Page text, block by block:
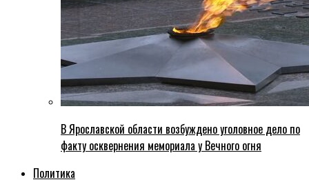
В Ярославской области возбуждено уголовное дело по
факту осквернения мемориала у Вечного огня
Политика